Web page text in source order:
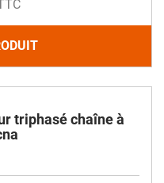
triphasé chaîne à